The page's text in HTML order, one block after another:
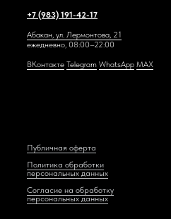
+7 (983) 191-42-17
Абакан, ул. Лермонтова, 21
ежедневно, 08:00–22:00
ВКонтакте Telegram WhatsApp MAX
Публичная оферта
Политика обработки
персональных данных
Согласие на обработку
персональных данных